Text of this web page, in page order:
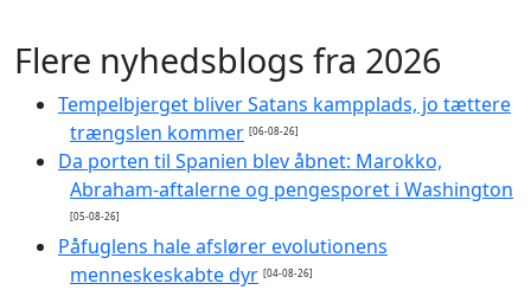
Flere nyhedsblogs fra 2026
Tempelbjerget bliver Satans kampplads, jo tættere
trængslen kommer [06-08-26]
Da porten til Spanien blev åbnet: Marokko,
Abraham-aftalerne og pengesporet i Washington
[05-08-26]
Påfuglens hale afslører evolutionens
menneskeskabte dyr [04-08-26]